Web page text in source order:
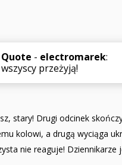
Quote - electromarek:
wszyscy przeżyją!
stary! Drugi odcinek
kolowi, a drugą wyciąga
nie reaguje!